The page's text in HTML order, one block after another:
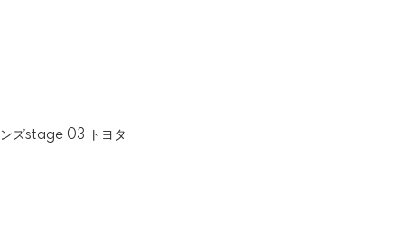
ンズstage 03 トヨタ